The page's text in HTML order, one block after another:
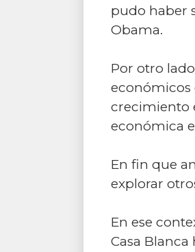
pudo haber
Obama.
Por otro
económicos
crecimiento
económica
En fin que
explorar
En ese
Casa